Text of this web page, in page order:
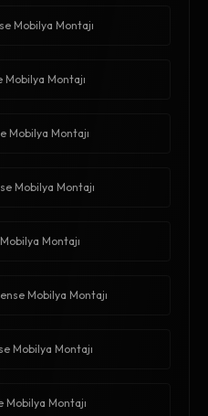
Mobilya Montajı
Mobilya Montajı
Mobilya Montajı
Mobilya Montajı
Montajı
Mobilya Montajı
Mobilya Montajı
Mobilya Montajı